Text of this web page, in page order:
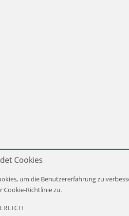
Cookies
um die Benutzererfahrung zu
Cookie-Richtlinie zu.